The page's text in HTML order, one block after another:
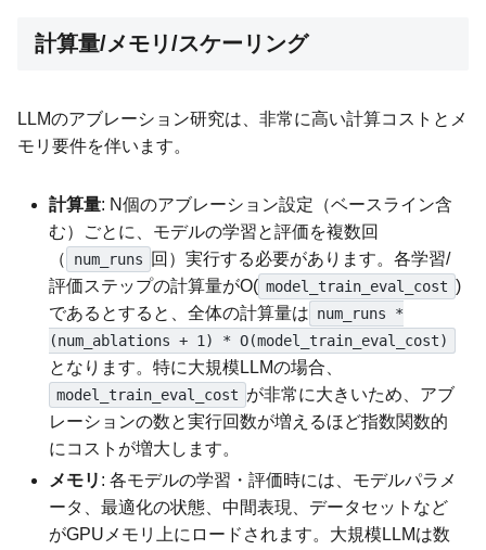
計算量/メモリ/スケーリング
LLMのアブレーション研究は、非常に高い計算コストとメ
モリ要件を伴います。
計算量: N個のアブレーション設定（ベースライン含
む）ごとに、モデルの学習と評価を複数回
（
num_runs
回）実行する必要があります。各学習/
評価ステップの計算量がO( model_train_eval_cost )
であるとすると、全体の計算量は num_runs *
(num_ablations + 1) * O(model_train_eval_cost)
となります。特に大規模LLMの場合、
model_train_eval_cost が非常に大きいため、アブ
レーションの数と実行回数が増えるほど指数関数的
にコストが増大します。
メモリ : 各モデルの学習・評価時には、モデルパラメ
ータ、最適化の状態、中間表現、データセットなど
がGPUメモリ上にロードされます。大規模LLMは数